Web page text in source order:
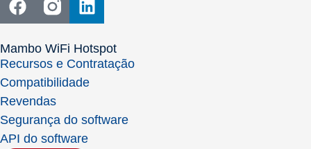
Mambo WiFi Hotspot
Recursos e Contratação
Compatibilidade
Revendas
Segurança do software
API do software